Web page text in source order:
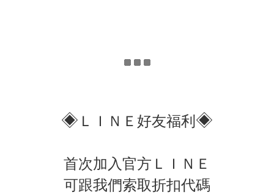
◈ ＬＩＮＥ好友福利◈
首次加入官方ＬＩＮＥ
可跟我們索取折扣代碼